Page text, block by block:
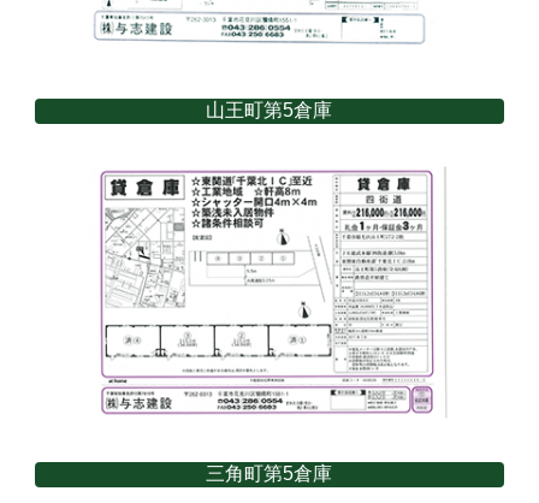
山王町第5倉庫
三角町第5倉庫